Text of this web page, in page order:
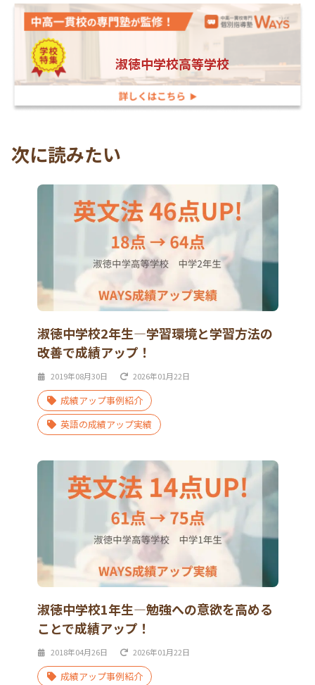
淑徳中学校高等学校
次に読みたい
淑徳中学校2年生―学習環境と学習方法の
改善で成績アップ！
2019年08月30日 2026年01月22日
成績アップ事例紹介
英語の成績アップ実績
淑徳中学校1年生―勉強への意欲を高める
ことで成績アップ！
2018年04月26日 2026年01月22日
成績アップ事例紹介